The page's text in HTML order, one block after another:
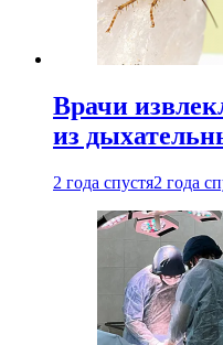
Врачи
из
2 года спустя2 года